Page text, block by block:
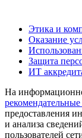
Этика и
Оказание
Защита
ИТ
На
предоставления
и анализа
пользователей